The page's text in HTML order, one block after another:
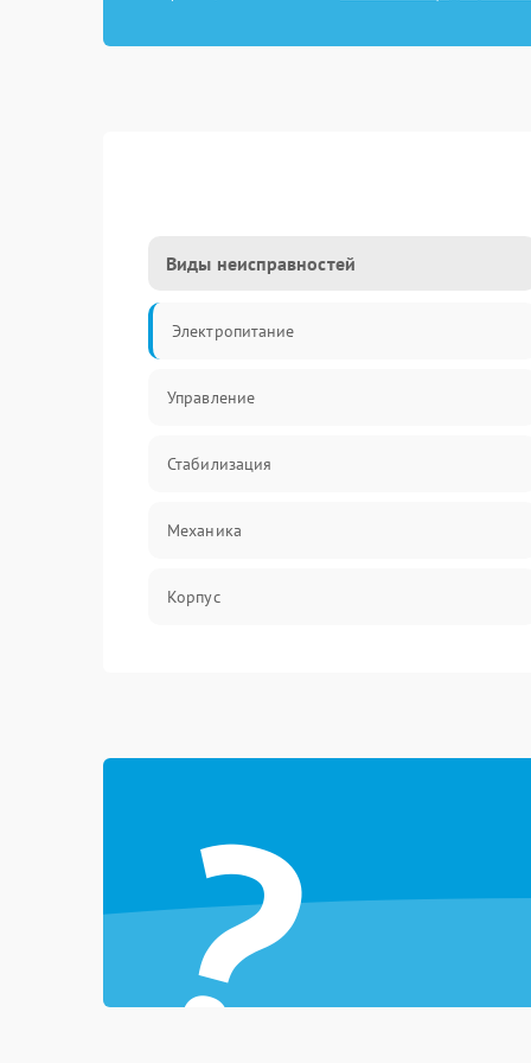
Виды неисправностей
Электропитание
Управление
Стабилизация
Механика
Корпус
?